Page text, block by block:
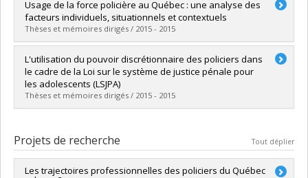
Diplômé(e) :Chabot-Demers, Camille
Cycle :Maîtrise
Diplôme obtenu :M. Sc.
Lien vers le document dans Papyrus
Usage de la force policière au Québec : une analyse des
facteurs individuels, situationnels et contextuels
Thèses et mémoires dirigés / 2015 - 2015
Diplômé(e) :Obartel, Patricia
Cycle :Maîtrise
Diplôme obtenu :M. Sc.
Lien vers le document dans Papyrus
L'utilisation du pouvoir discrétionnaire des policiers dans
le cadre de la Loi sur le système de justice pénale pour
les adolescents (LSJPA)
Thèses et mémoires dirigés / 2015 - 2015
Cycle : Maîtrise
Diplôme obtenu :M. Sc.
Lien vers le document dans Papyrus
Projets de recherche Tout déplier
Les trajectoires professionnelles des policiers du Québec